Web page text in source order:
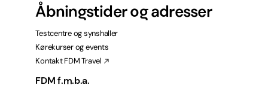
Åbningstider og adresser
Testcentre og synshaller
Kørekurser og events
Kontakt FDM Travel
FDM f.m.b.a.